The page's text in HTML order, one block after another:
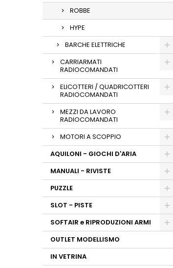
ROBBE
HYPE
BARCHE ELETTRICHE
CARRIARMATI
RADIOCOMANDATI
ELICOTTERI / QUADRICOTTERI
RADIOCOMANDATI
MEZZI DA LAVORO
RADIOCOMANDATI
MOTORI A SCOPPIO
AQUILONI - GIOCHI D'ARIA
MANUALI - RIVISTE
PUZZLE
SLOT - PISTE
SOFTAIR e RIPRODUZIONI ARMI
OUTLET MODELLISMO
IN VETRINA